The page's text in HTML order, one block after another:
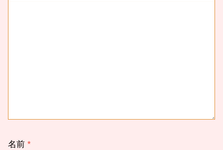
名前 *